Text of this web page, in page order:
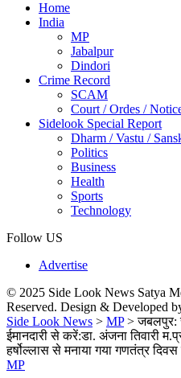
Home
India
MP
Jabalpur
Dindori
Crime Record
SCAM
Court / Ordes /
Sidelook Special Report
Dharm / Vastu /
Politics
Business
Health
Sports
Technology
Follow US
Advertise
© 2025 Side Look News Satya
Reserved. Design & Developed
Side Look News > MP>जबलपुर:
ईमानदारी से करें:डा. अंजना तिवारी
हर्षोल्लास से मनाया गया गणतंत्र दिवस
MP